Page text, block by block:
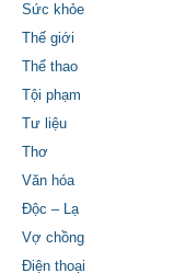
Sức khỏe
Thế giới
Thể thao
Tội phạm
Tư liệu
Thơ
Văn hóa
Độc – Lạ
Vợ chồng
Điện thoại